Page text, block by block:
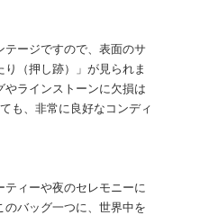
ージですので、表面のサ
（押し跡）」が見られま
ラインストーンに欠損は
も、非常に良好なコンディ
ティーや夜のセレモニーに
のバッグ一つに、世界中を